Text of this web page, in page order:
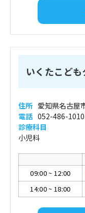
いくたこど
住所 愛知県名古屋
電話 052-486-1010
診療科目
小児科
09:00~ 12:00
14:00~ 18:00